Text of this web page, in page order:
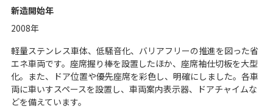
新造開始年
2008年
軽量ステンレス車体、低騒音化、バリアフリーの推進を図った省
エネ車両です。座席握り棒を設置したほか、座席袖仕切板を大型
化。また、ドア位置や優先座席を彩色し、明確にしました。各車
両に車いすスペースを設置し、車両案内表示器、ドアチャイムな
どを備えています。